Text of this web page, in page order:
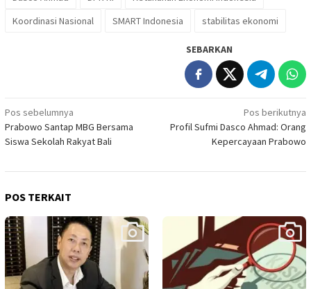
Koordinasi Nasional
SMART Indonesia stabilitas ekonomi
SEBARKAN
Navigasi
pos
Pos sebelumnya
Prabowo Santap MBG Bersama
Siswa Sekolah Rakyat Bali
Pos berikutnya
Profil Sufmi Dasco Ahmad: Orang
Kepercayaan Prabowo
POS TERKAIT